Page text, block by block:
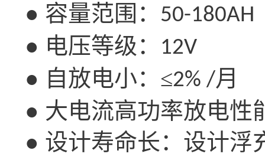
● 容量范围：
50-180AH
● 电压等级： 12V
● 自放电小：≤2% /月
● 大电流高功率放电性
● 设计寿命长：设计浮